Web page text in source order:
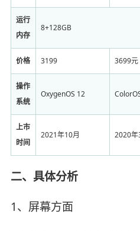
运行
内存
8+128GB
价格 3199 3699元
操作
系统
OxygenOS 12
上市
时间
2021年10月 2020年
二、具体分析
1、屏幕方面